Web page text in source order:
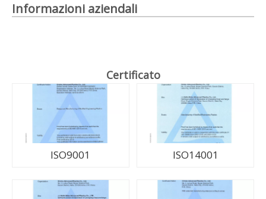
Informazioni aziendali
Certificato
ISO9001 ISO14001